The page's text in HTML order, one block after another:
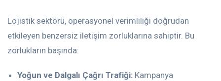
Lojistik sektörü, operasyonel verimliliği doğrudan
etkileyen benzersiz iletişim zorluklarına sahiptir. Bu
zorlukların başında:
Yoğun ve Dalgalı Çağrı Trafiği: Kampanya